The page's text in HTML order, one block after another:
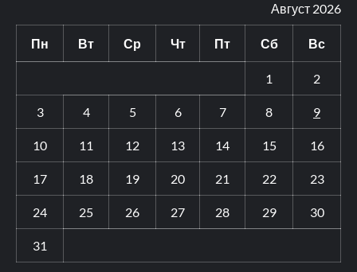
Август 2026
Пн Вт Ср Чт Пт Сб Вс
1 2
3 4 5 6 7 8 9
10 11 12 13 14 15 16
17 18 19 20 21 22 23
24 25 26 27 28 29 30
31